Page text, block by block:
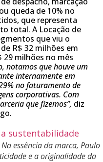
queda de 10% no
que representa
total. A Locação de
que viu o
R$ 32 milhões em
29 milhões no mês
notamos que houve um
internamente em
no faturamento de
corporativas. Com
que fizemos”, diz
essência da marca, Paulo
e a originalidade da